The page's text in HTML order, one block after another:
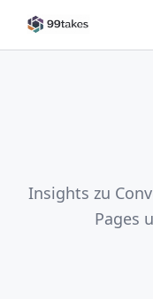
Insights zu
Pages